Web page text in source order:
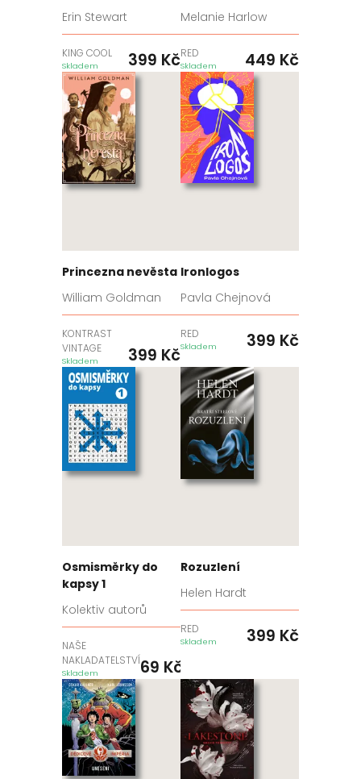
Erin Stewart
KING COOL
Skladem 399 Kč
Melanie Harlow
RED
Skladem 449 Kč
Princezna nevěsta
William Goldman
KONTRAST
VINTAGE
Skladem 399 Kč
Ironlogos
Pavla Chejnová
RED
Skladem 399 Kč
Osmisměrky do
kapsy 1
Kolektiv autorů
NAŠE
NAKLADATELSTVÍ
Skladem 69 Kč
Rozuzlení
Helen Hardt
RED
Skladem 399 Kč